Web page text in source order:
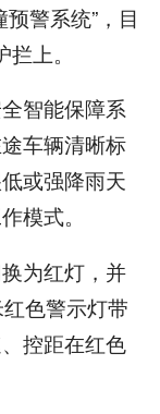
警系统”，目
上。
智能保障系
车辆清晰标
或强降雨天
模式。
为红灯，并
色警示灯带
控距在红色